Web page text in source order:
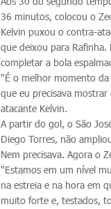
36 minutos, colocou o
Kelvin puxou o contra-
que deixou para Rafinha.
completar a bola
"É o melhor momento da
que eu precisava
atacante Kelvin.
A partir do gol, o São
Diego Torres, não
Nem precisava. Agora o
"Estamos em um nível
na estreia e na hora em
muito forte e, testados,